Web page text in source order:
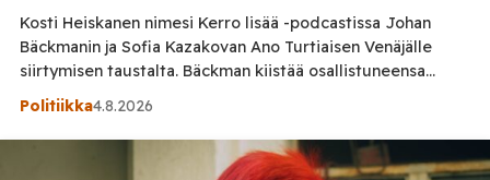
Kosti Heiskanen nimesi Kerro lisää -podcastissa Johan
Bäckmanin ja Sofia Kazakovan Ano Turtiaisen Venäjälle
siirtymisen taustalta. Bäckman kiistää osallistuneensa
järjestelyihin millään tavalla. Turtiaisen omat puheet
Petroskoihin jättävät kuitenkin avoimia kysymyksiä. Entisen
kansanedustajan ja Valta kuuluu kansalle -puolueen
Politiikka4.8.2026